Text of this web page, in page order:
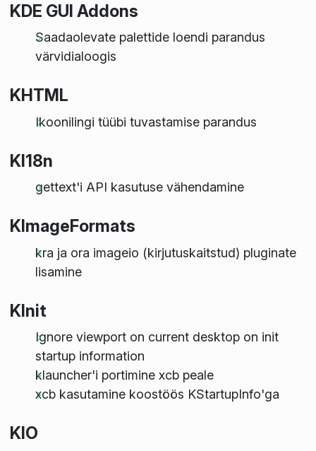
KDE GUI Addons
Saadaolevate palettide loendi parandus
värvidialoogis
KHTML
Ikoonilingi tüübi tuvastamise parandus
KI18n
gettext'i API kasutuse vähendamine
KImageFormats
kra ja ora imageio (kirjutuskaitstud) pluginate
lisamine
KInit
Ignore viewport on current desktop on init
startup information
klauncher'i portimine xcb peale
xcb kasutamine koostöös KStartupInfo'ga
KIO